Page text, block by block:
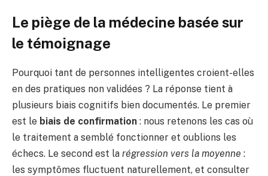
Le piège de la médecine basée sur
le témoignage
Pourquoi tant de personnes intelligentes croient-elles
en des pratiques non validées ? La réponse tient à
plusieurs biais cognitifs bien documentés. Le premier
est le biais de confirmation : nous retenons les cas où
le traitement a semblé fonctionner et oublions les
échecs. Le second est la régression vers la moyenne :
les symptômes fluctuent naturellement, et consulter